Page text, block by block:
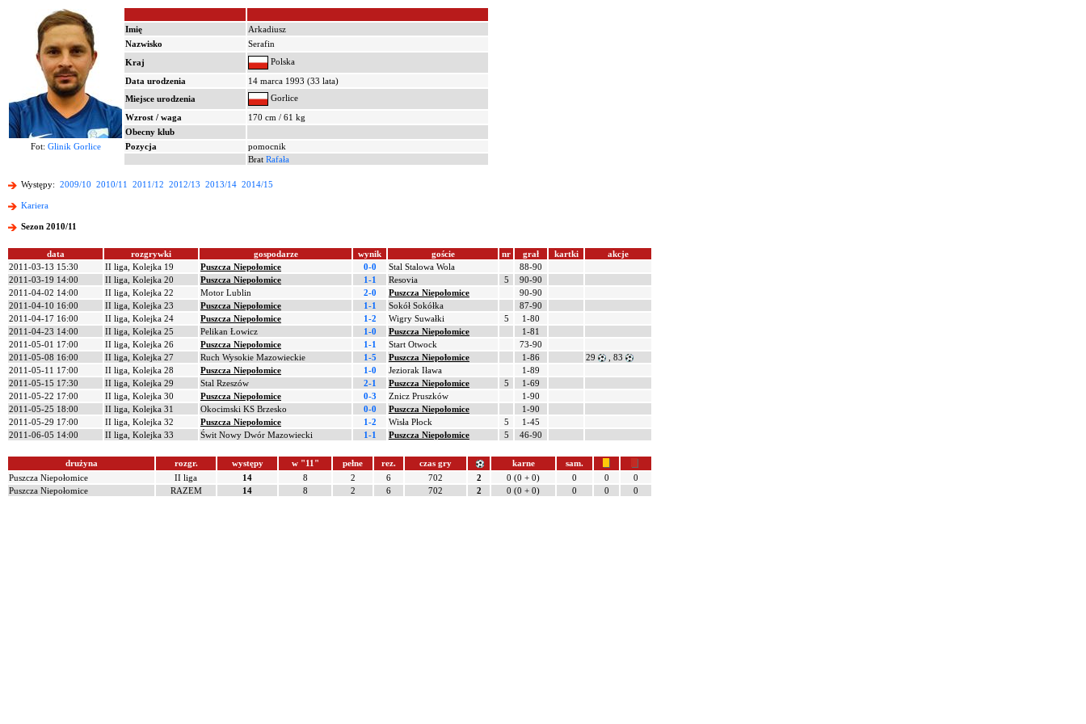
Imię
Arkadiusz
Nazwisko
Serafin
Kraj
Polska
Data urodzenia
14 marca 1993 (33 lata)
Miejsce urodzenia
Gorlice
Wzrost / waga
170 cm / 61 kg
Obecny klub
Fot: Glinik Gorlice Pozycja
pomocnik
Brat Rafała
Występy: 2009/10 2010/11 2011/12 2012/13 2013/14 2014/15
Kariera
Sezon 2010/11
data rozgrywki gospodarze wynik goście nr grał kartki
akcje
2011-03-13 15:30
II liga, Kolejka 19 Puszcza Niepołomice 0-0 Stal Stalowa Wola
88-90
2011-03-19 14:00
II liga, Kolejka 20 Puszcza Niepołomice 1-1 Resovia 5
90-90
2011-04-02 14:00
II liga, Kolejka 22 Motor Lublin 2-0 Puszcza Niepołomice
90-90
2011-04-10 16:00
II liga, Kolejka 23 Puszcza Niepołomice 1-1 Sokół Sokółka
87-90
2011-04-17 16:00
II liga, Kolejka 24 Puszcza Niepołomice 1-2 Wigry Suwałki 5
1-80
2011-04-23 14:00
II liga, Kolejka 25 Pelikan Łowicz 1-0 Puszcza Niepołomice
1-81
2011-05-01 17:00
II liga, Kolejka 26 Puszcza Niepołomice 1-1 Start Otwock
73-90
2011-05-08 16:00
II liga, Kolejka 27 Ruch Wysokie Mazowieckie 1-5 Puszcza Niepołomice 1-86 29
, 83
2011-05-11 17:00
II liga, Kolejka 28 Puszcza Niepołomice 1-0 Jeziorak Iława
1-89
2011-05-15 17:30
II liga, Kolejka 29 Stal Rzeszów 2-1 Puszcza Niepołomice 5
1-69
2011-05-22 17:00
II liga, Kolejka 30 Puszcza Niepołomice 0-3 Znicz Pruszków
1-90
2011-05-25 18:00
II liga, Kolejka 31 Okocimski KS Brzesko 0-0 Puszcza Niepołomice
1-90
2011-05-29 17:00
II liga, Kolejka 32 Puszcza Niepołomice 1-2 Wisła Płock 5
1-45
2011-06-05 14:00
II liga, Kolejka 33 Świt Nowy Dwór Mazowiecki 1-1 Puszcza Niepołomice 5 46-90
drużyna rozgr. występy w "11" pełne rez. czas gry karne
sam.
Puszcza Niepołomice
II liga 14 8 2 6 702 2 0 (0 + 0) 0 0
0
Puszcza Niepołomice
RAZEM 14 8 2 6 702 2 0 (0 + 0) 0 0 0